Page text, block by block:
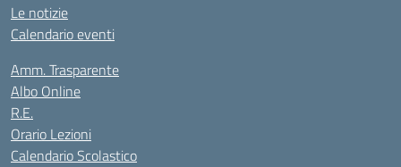
Le notizie
Calendario eventi
Amm. Trasparente
Albo Online
R.E.
Orario Lezioni
Calendario Scolastico